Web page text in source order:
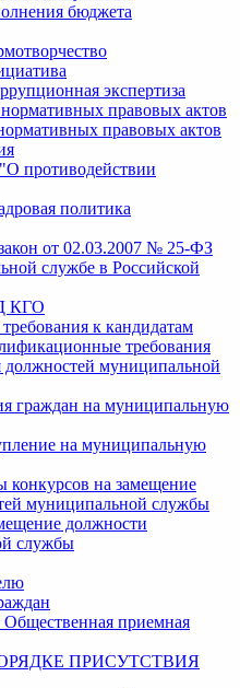
бюджета
экспертиза
правовых актов
правовых актов
противодействии
политика
от 02.03.2007 № 25-ФЗ
службе в Российской
КГО
к кандидатам
требования
должностей муниципальной
граждан на муниципальную
на муниципальную
конкурсов на замещение
муниципальной службы
должности
службы
приемная
ПРИСУТСТВИЯ